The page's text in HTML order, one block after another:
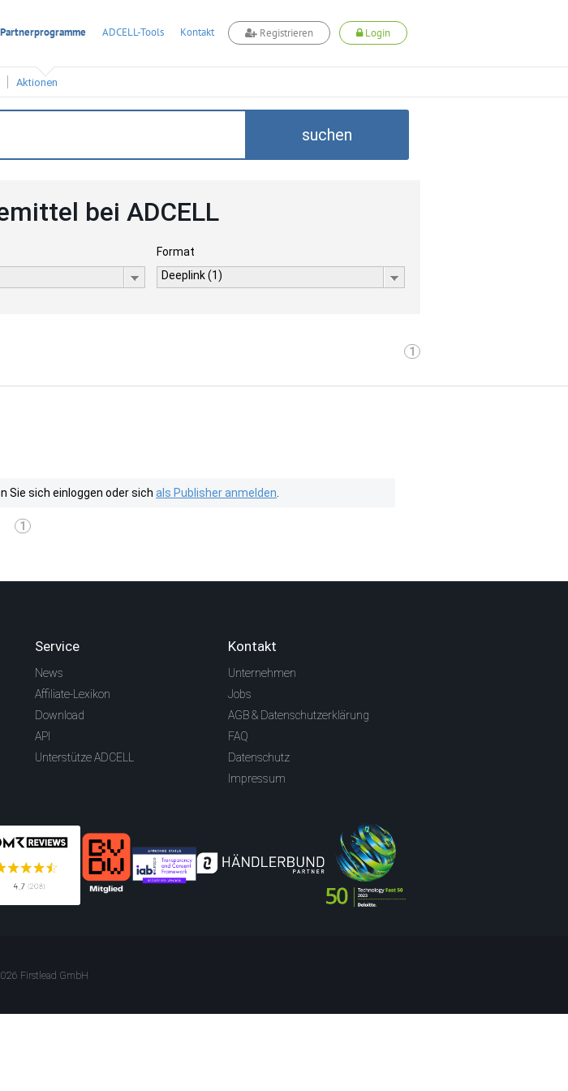
Partnerprogramme ADCELL-Tools Kontakt Registrieren Login
Aktionen
suchen
bei ADCELL
Format
Deeplink (1)
1
Sie sich einloggen oder sich als Publisher anmelden
1
Service
News
Affiliate-Lexikon
Download
API
Unterstütze ADCELL
Kontakt
Unternehmen
Jobs
AGB & Datenschutzerklärung
FAQ
Datenschutz
Impressum
Firstlead GmbH